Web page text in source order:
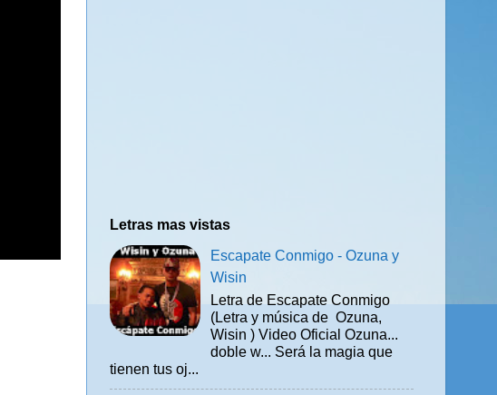
Letras mas vistas
Escapate Conmigo - Ozuna y
Wisin
Letra de Escapate Conmigo
(Letra y música de Ozuna,
Wisin ) Video Oficial Ozuna...
doble w... Será la magia que
tienen tus oj...